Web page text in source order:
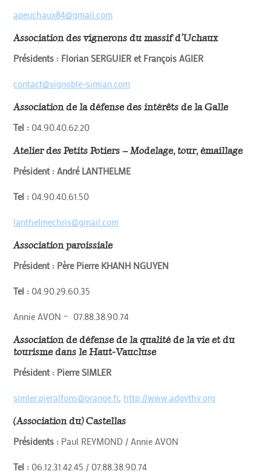
apeuchaux84@gmail.com
Association des vignerons du massif d’Uchaux
Présidents : Florian SERGUIER et François AGIER
contact@vignoble-simian.com
Association de la défense des intérêts de la Galle
Tel : 04.90.40.62.20
Atelier des Petits Potiers – Modelage, tour, émaillage
Président : André LANTHELME
Tel : 04.90.40.61.50
lanthelmechris@gmail.com
Association paroissiale
Président : Père Pierre KHANH NGUYEN
Tel : 04.90.29.60.35
Annie AVON – 07.88.38.90.74
Association de défense de la qualité de la vie et du
tourisme dans le Haut-Vaucluse
Président : Pierre SIMLER
simler.pieralfons@orange.fr, http://www.adgvthv.org
(Association du) Castellas
Présidents : Paul REYMOND / Annie AVON
Tel : 06.12.31.42.45 / 07.88.38.90.74